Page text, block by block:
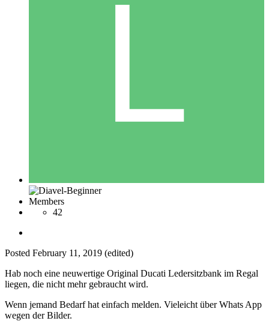
Members
42
Posted February 11, 2019 (edited)
Hab noch eine neuwertige Original Ducati Ledersitzbank im Regal
liegen, die nicht mehr gebraucht wird.
Wenn jemand Bedarf hat einfach melden. Vieleicht über Whats App
wegen der Bilder.